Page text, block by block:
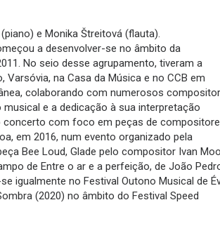
e Monika Štreitová (flauta).
a desenvolver-se no âmbito da
No seio desse agrupamento, tiveram a
Varsóvia, na Casa da Música e no CCB em
colaborando com numerosos
e a dedicação à sua interpretação
concerto com foco em peças de
em 2016, num evento organizado pela
Bee Loud, Glade pelo compositor Ivan
de Entre o ar e a perfeição, de João
igualmente no Festival Outono Musical de
(2020) no âmbito do Festival Speed